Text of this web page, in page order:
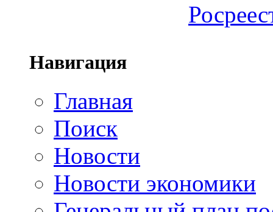
Навигация
Главная
Поиск
Новости
Новости экономики